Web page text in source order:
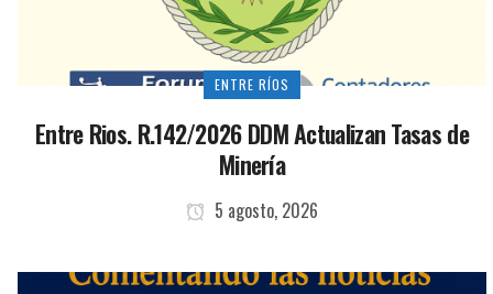
ENTRE RÍOS
Entre Rios. R.142/2026 DDM Actualizan Tasas de
Minería
5 agosto, 2026